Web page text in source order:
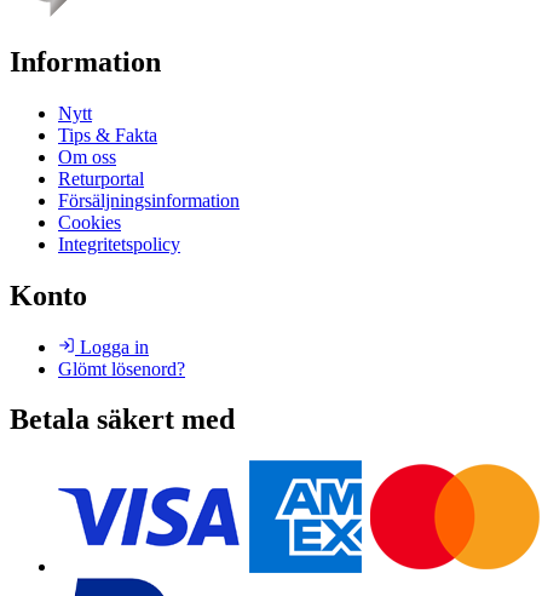
Information
Nytt
Tips & Fakta
Om oss
Returportal
Försäljningsinformation
Cookies
Integritetspolicy
Konto
Logga in
Glömt lösenord?
Betala säkert med